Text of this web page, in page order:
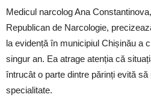
Medicul narcolog Ana
Republican de Narcologie,
la evidență în municipiul Chișinău a
singur an. Ea atrage atenția că
întrucât o parte dintre părinți evită
specialitate.